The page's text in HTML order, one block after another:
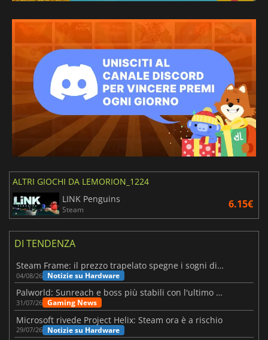
ALTRI GIOCHI DA LEMORION_1224
LINK Penguins
Steam 6.15€
DI TENDENZA
Steam Frame: il prezzo trapelato spegne i sogni di un VR economico
04/08/26 Notizie su Hardware
Palworld: Sunreach e boss più stabili con l'ultimo update
31/07/26 Gaming News
Microsoft rivede Project Helix: Steam ora è a rischio
29/07/26 Notizie su Hardware